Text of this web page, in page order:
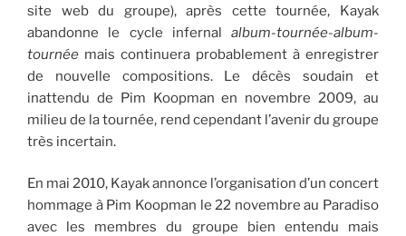
site web du groupe), après cette tournée, Kayak
abandonne le cycle infernal album-tournée-album-
tournée mais continuera probablement à enregistrer
de nouvelle compositions. Le décès soudain et
inattendu de Pim Koopman en novembre 2009, au
milieu de la tournée, rend cependant l’avenir du groupe
très incertain.
En mai 2010, Kayak annonce l’organisation d’un concert
hommage à Pim Koopman le 22 novembre au Paradiso
avec les membres du groupe bien entendu mais